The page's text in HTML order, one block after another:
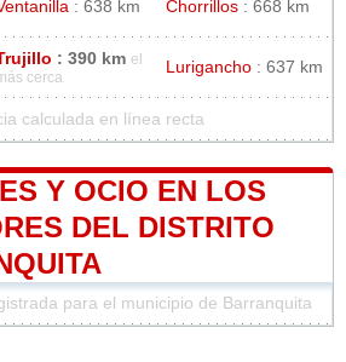
: 638 km Chorrillos : 668 km
: 390 km el
cerca
Lurigancho : 637 km
calculada en línea recta
Y OCIO EN LOS
DEL DISTRITO
para el municipio de Barranquita